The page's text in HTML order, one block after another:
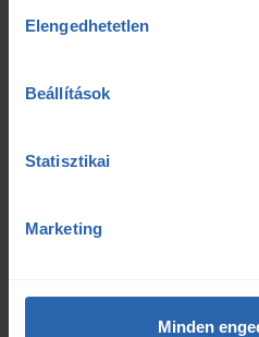
kiválasztása
Elengedhetetlen
Beállítások
Statisztikai
Marketing
Minden
napjától számítva 6